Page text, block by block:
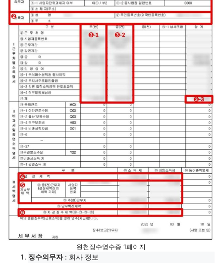
원천징수영수증 1페이지
징수의무자: 회사 정보